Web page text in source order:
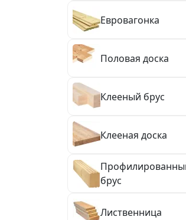
Евровагонка
Половая доска
Клееный брус
Клееная доска
брус
Лиственница